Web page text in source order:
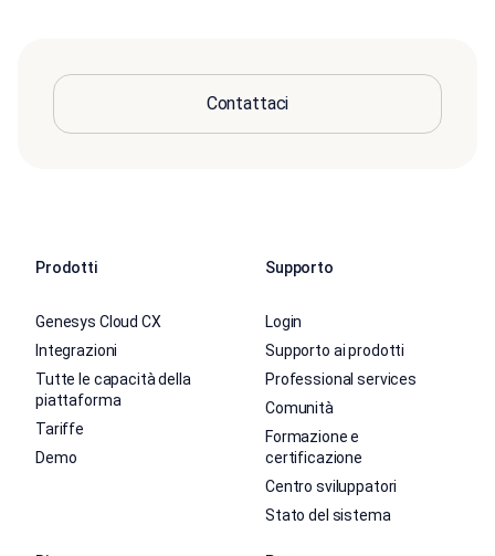
Contattaci
Prodotti
Genesys Cloud CX
Integrazioni
Tutte le capacità della
piattaforma
Tariffe
Demo
Supporto
Login
Supporto ai prodotti
Professional services
Comunità
Formazione e
certificazione
Centro sviluppatori
Stato del sistema